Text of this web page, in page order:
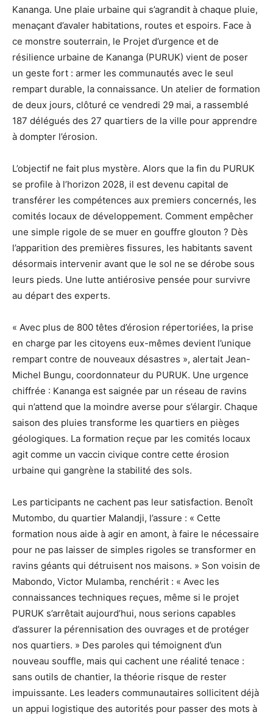
Kananga. Une plaie urbaine qui s’agrandit à chaque pluie,
menaçant d’avaler habitations, routes et espoirs. Face à
ce monstre souterrain, le Projet d’urgence et de
résilience urbaine de Kananga (PURUK) vient de poser
un geste fort : armer les communautés avec le seul
rempart durable, la connaissance. Un atelier de formation
de deux jours, clôturé ce vendredi 29 mai, a rassemblé
187 délégués des 27 quartiers de la ville pour apprendre
à dompter l’érosion.
L’objectif ne fait plus mystère. Alors que la fin du PURUK
se profile à l’horizon 2028, il est devenu capital de
transférer les compétences aux premiers concernés, les
comités locaux de développement. Comment empêcher
une simple rigole de se muer en gouffre glouton ? Dès
l’apparition des premières fissures, les habitants savent
désormais intervenir avant que le sol ne se dérobe sous
leurs pieds. Une lutte antiérosive pensée pour survivre
au départ des experts.
« Avec plus de 800 têtes d’érosion répertoriées, la prise
en charge par les citoyens eux-mêmes devient l’unique
rempart contre de nouveaux désastres », alertait Jean-
Michel Bungu, coordonnateur du PURUK. Une urgence
chiffrée : Kananga est saignée par un réseau de ravins
qui n’attend que la moindre averse pour s’élargir. Chaque
saison des pluies transforme les quartiers en pièges
géologiques. La formation reçue par les comités locaux
agit comme un vaccin civique contre cette érosion
urbaine qui gangrène la stabilité des sols.
Les participants ne cachent pas leur satisfaction. Benoît
Mutombo, du quartier Malandji, l’assure : « Cette
formation nous aide à agir en amont, à faire le nécessaire
pour ne pas laisser de simples rigoles se transformer en
ravins géants qui détruisent nos maisons. » Son voisin de
Mabondo, Victor Mulamba, renchérit : « Avec les
connaissances techniques reçues, même si le projet
PURUK s’arrêtait aujourd’hui, nous serions capables
d’assurer la pérennisation des ouvrages et de protéger
nos quartiers. » Des paroles qui témoignent d’un
nouveau souffle, mais qui cachent une réalité tenace :
sans outils de chantier, la théorie risque de rester
impuissante. Les leaders communautaires sollicitent déjà
un appui logistique des autorités pour passer des mots à